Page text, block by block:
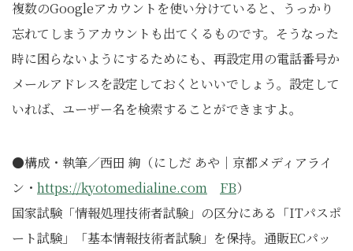
複数のGoogleアカウントを使い分けていると、うっかり
忘れてしまうアカウントも出てくるものです。そうなった
時に困らないようにするためにも、再設定用の電話番号か
メールアドレスを設定しておくといいでしょう。設定して
いれば、ユーザー名を検索することができますよ。
●構成・執筆／西田 絢（にしだ あや｜京都メディアライ
ン・ https://kyotomedialine.com FB）
国家試験「情報処理技術者試験」の区分にある「ITパスポ
ート試験」「基本情報技術者試験」を保持。通販ECパッ